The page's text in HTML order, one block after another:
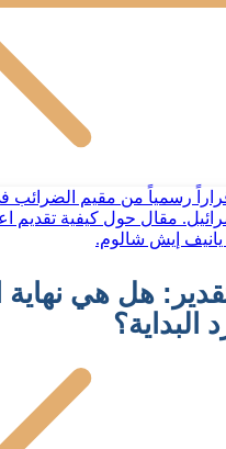
هل هي
البداية؟